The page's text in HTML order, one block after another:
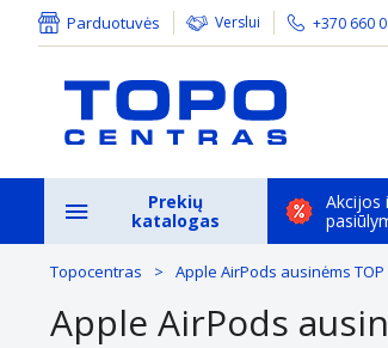
Parduotuvės Verslui +370 660
Prekių
katalogas
Akcijos
Topocentras Apple AirPods ausinėms
Apple AirPods